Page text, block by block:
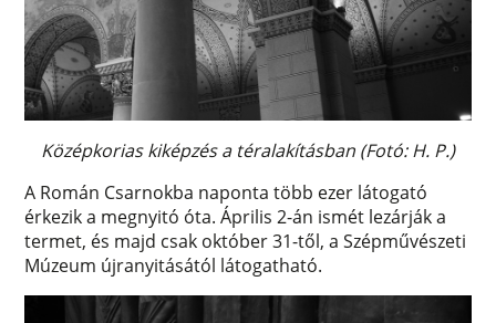
Középkorias kiképzés a téralakításban (Fotó: H. P.)
A Román Csarnokba naponta több ezer látogató
érkezik a megnyitó óta. Április 2-án ismét lezárják a
termet, és majd csak október 31-től, a Szépművészeti
Múzeum újranyitásától látogatható.